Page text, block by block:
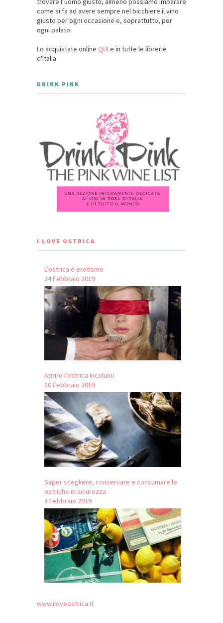
come si fa ad avere sempre nel bicchiere il vino
giusto per ogni occasione e, soprattutto, per
ogni palato.
Lo acquistate online QUI e in tutte le librerie
d'Italia.
DRINK PINK
I LOVE OSTRICA
L’ostrica è erotismo
24 Febbraio 2019
Aprire l’ostrica Incolumi
10 Febbraio 2019
Saper scegliere, conservare e consumare le
ostriche in sicurezza
3 Febbraio 2019
www.iloveostrica.it